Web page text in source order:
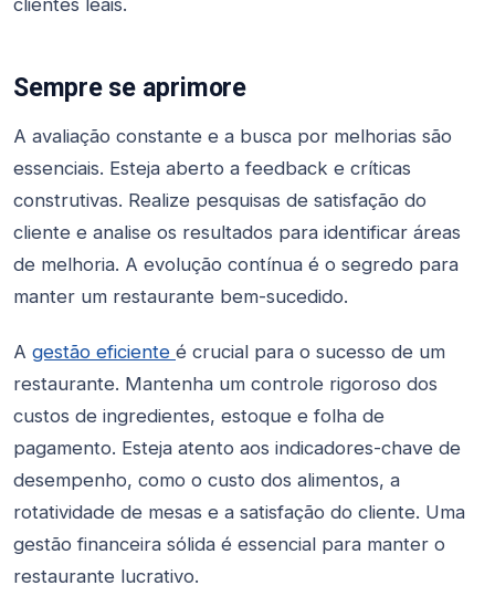
clientes leais.
Sempre se aprimore
A avaliação constante e a busca por melhorias são
essenciais. Esteja aberto a feedback e críticas
construtivas. Realize pesquisas de satisfação do
cliente e analise os resultados para identificar áreas
de melhoria. A evolução contínua é o segredo para
manter um restaurante bem-sucedido.
A gestão eficiente é crucial para o sucesso de um
restaurante. Mantenha um controle rigoroso dos
custos de ingredientes, estoque e folha de
pagamento. Esteja atento aos indicadores-chave de
desempenho, como o custo dos alimentos, a
rotatividade de mesas e a satisfação do cliente. Uma
gestão financeira sólida é essencial para manter o
restaurante lucrativo.